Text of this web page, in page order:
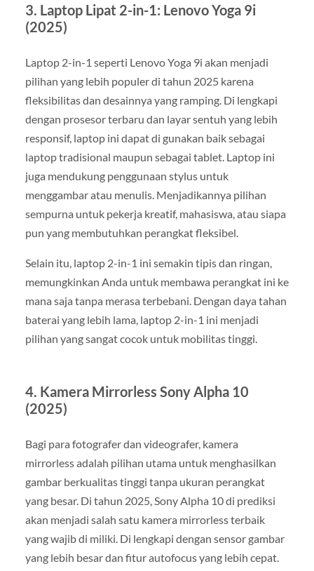
3. Laptop Lipat 2-in-1: Lenovo Yoga 9i
(2025)
Laptop 2-in-1 seperti Lenovo Yoga 9i akan menjadi
pilihan yang lebih populer di tahun 2025 karena
fleksibilitas dan desainnya yang ramping. Di lengkapi
dengan prosesor terbaru dan layar sentuh yang lebih
responsif, laptop ini dapat di gunakan baik sebagai
laptop tradisional maupun sebagai tablet. Laptop ini
juga mendukung penggunaan stylus untuk
menggambar atau menulis. Menjadikannya pilihan
sempurna untuk pekerja kreatif, mahasiswa, atau siapa
pun yang membutuhkan perangkat fleksibel.
Selain itu, laptop 2-in-1 ini semakin tipis dan ringan,
memungkinkan Anda untuk membawa perangkat ini ke
mana saja tanpa merasa terbebani. Dengan daya tahan
baterai yang lebih lama, laptop 2-in-1 ini menjadi
pilihan yang sangat cocok untuk mobilitas tinggi.
4. Kamera Mirrorless Sony Alpha 10
(2025)
Bagi para fotografer dan videografer, kamera
mirrorless adalah pilihan utama untuk menghasilkan
gambar berkualitas tinggi tanpa ukuran perangkat
yang besar. Di tahun 2025, Sony Alpha 10 di prediksi
akan menjadi salah satu kamera mirrorless terbaik
yang wajib di miliki. Di lengkapi dengan sensor gambar
yang lebih besar dan fitur autofocus yang lebih cepat.